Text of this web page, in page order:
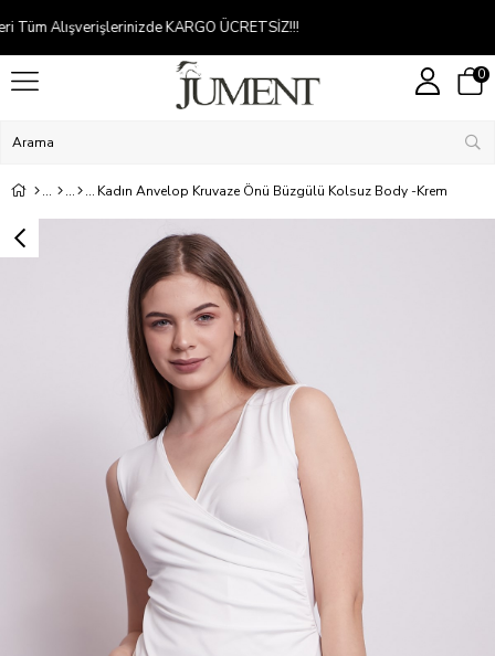
Kredi kartına 2-5 taksit
0
Kadın Anvelop Kruvaze Önü Büzgülü Kolsuz Body -Krem